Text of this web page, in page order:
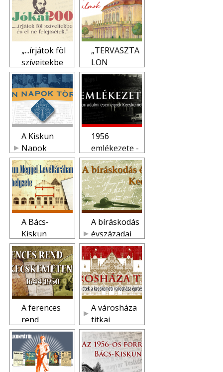
„...írjátok föl
szíveitekbe
és el ne
felejtsétek.”
„TERVASZTA
LON
MARADT
A Kiskun
Napok
Története
1956
emlékezete -
Forradalmi
események
Kecskeméten
A Bács-
Kiskun
Megyei
Levéltárban
fellelhető
archív
építészeti
tervek
helyzete
A bíráskodás
évszázadai
Kecskeméten
A ferences
rend
Kecskeméten
1644-1950
A városháza
titkai